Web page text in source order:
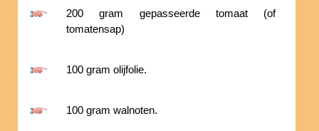
200 gram gepasseerde tomaat (of
tomatensap)
100 gram olijfolie.
100 gram walnoten.